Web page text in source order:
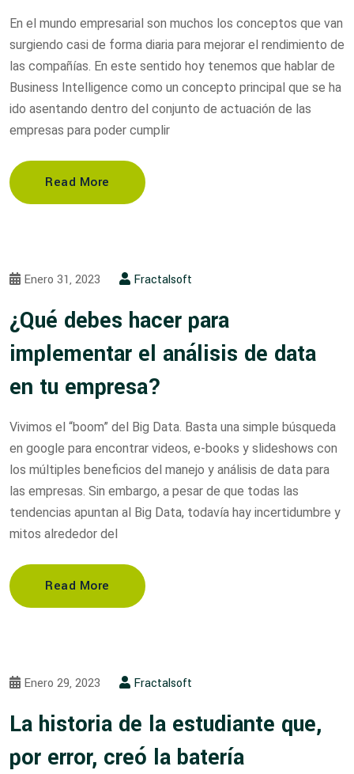
En el mundo empresarial son muchos los conceptos que van
surgiendo casi de forma diaria para mejorar el rendimiento de
las compañías. En este sentido hoy tenemos que hablar de
Business Intelligence como un concepto principal que se ha
ido asentando dentro del conjunto de actuación de las
empresas para poder cumplir
Read More
Enero 31, 2023 Fractalsoft
¿Qué debes hacer para
implementar el análisis de data
en tu empresa?
Vivimos el “boom” del Big Data. Basta una simple búsqueda
en google para encontrar videos, e-books y slideshows con
los múltiples beneficios del manejo y análisis de data para
las empresas. Sin embargo, a pesar de que todas las
tendencias apuntan al Big Data, todavía hay incertidumbre y
mitos alrededor del
Read More
Enero 29, 2023 Fractalsoft
La historia de la estudiante que,
por error, creó la batería